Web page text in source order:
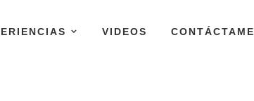
VIDEOS CONTÁCTAME